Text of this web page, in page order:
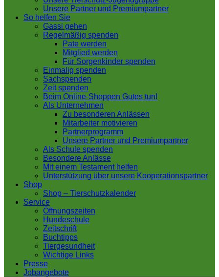
Unsere Partner und Premiumpartner
So helfen Sie
Gassi gehen
Regelmäßig spenden
Pate werden
Mitglied werden
Für Sorgenkinder spenden
Einmalig spenden
Sachspenden
Zeit spenden
Beim Online-Shoppen Gutes tun!
Als Unternehmen
Zu besonderen Anlässen
Mitarbeiter motivieren
Partnerprogramm
Unsere Partner und Premiumpartner
Als Schule spenden
Besondere Anlässe
Mit einem Testament helfen
Unterstützung über unsere Kooperationspartner
Shop
Shop – Tierschutzkalender
Service
Öffnungszeiten
Hundeschule
Zeitschrift
Buchtipps
Tiergesundheit
Wichtige Links
Presse
Jobangebote